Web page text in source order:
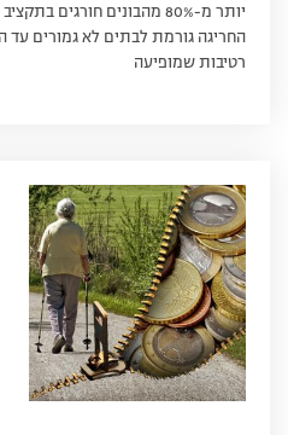
יותר מ-80% מהבונים חורגים
החריגה גורמת לבתים לא גמורים עד
רטיבות שמופיעה